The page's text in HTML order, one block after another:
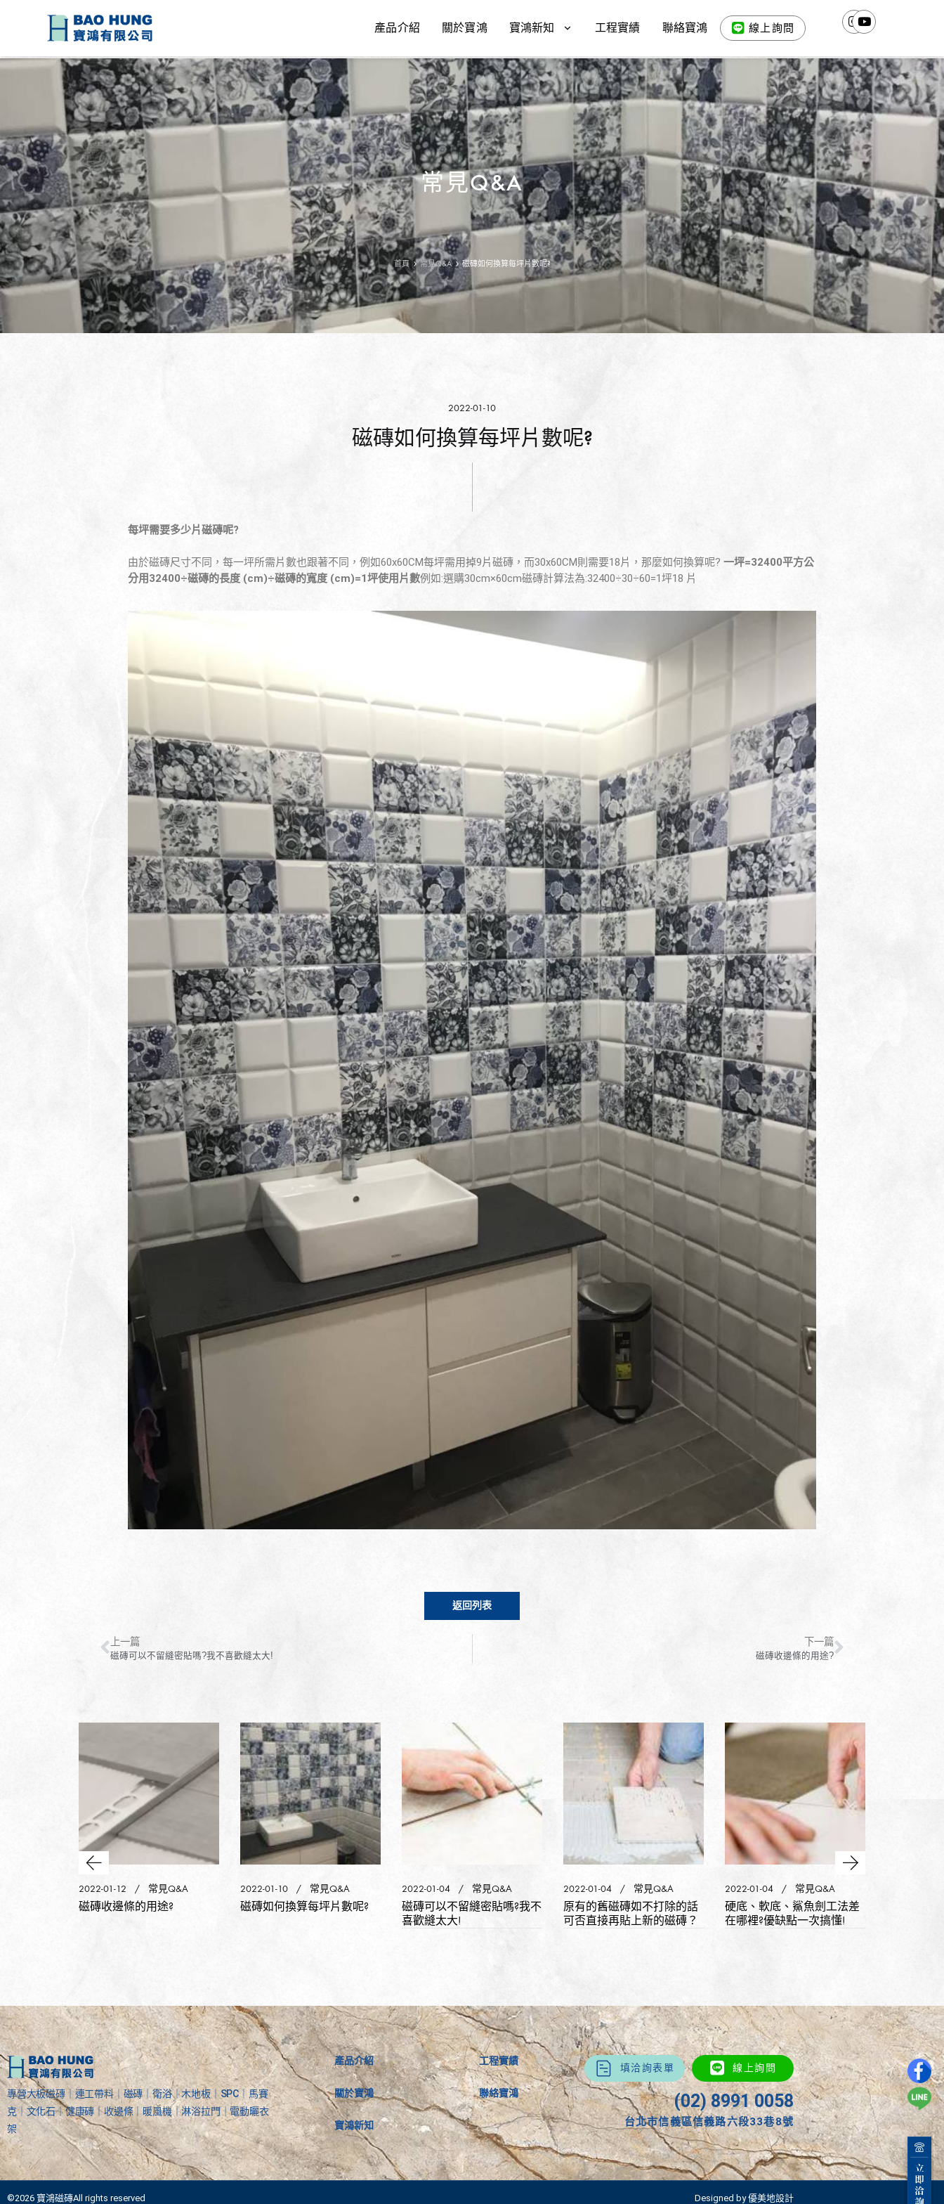
產品介紹 關於寶鴻 寶鴻新知 工程實績 聯絡寶鴻 線上詢問
常見Q&A
首頁 常見Q&A 磁磚如何換算每坪片數呢?
2022-01-10
磁磚如何換算每坪片數呢?
每坪需要多少片磁磚呢?
由於磁磚尺寸不同，每一坪所需片數也跟著不同，例如60x60CM每坪需用掉9片磁磚，而30x60CM則需要18片，那麼如何換算呢? 一坪=32400平方公
分用32400÷磁磚的長度 (cm)÷磁磚的寬度 (cm)=1坪使用片數例如:選購30cm×60cm磁磚計算法為:32400÷30÷60=1坪18 片
返回列表
上一篇
磁磚可以不留縫密貼嗎?我不喜歡縫太大!
下一篇
磁磚收邊條的用途?
2022-01-12 常見Q&A
磁磚收邊條的用途?
2022-01-10 常見Q&A
磁磚如何換算每坪片數呢?
2022-01-04 常見Q&A
磁磚可以不留縫密貼嗎?我不
喜歡縫太大!
2022-01-04 常見Q&A
原有的舊磁磚如不打除的話
可否直接再貼上新的磁磚？
2022-01-04 常見Q&A
硬底、軟底、鯊魚劍工法差
在哪裡?優缺點一次搞懂!
專營大板磁磚｜連工帶料｜磁磚｜衛浴｜木地板｜SPC｜馬賽
克｜文化石｜健康磚｜收邊條｜暖風機｜淋浴拉門｜電動曬衣
架
產品介紹
關於寶鴻
寶鴻新知
工程實績
聯絡寶鴻
填洽詢表單 線上詢問
(02) 8991 0058
台北市信義區信義路六段33巷8號
©2026 寶鴻磁磚All rights reserved Designed by 優美地設計